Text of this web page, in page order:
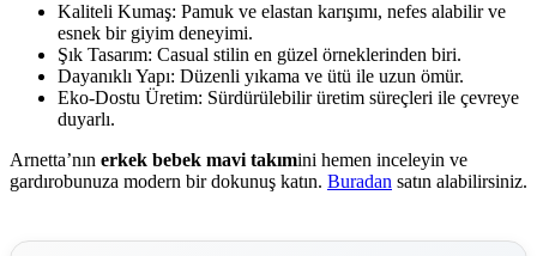
Kaliteli Kumaş: Pamuk ve elastan karışımı, nefes alabilir ve
esnek bir giyim deneyimi.
Şık Tasarım: Casual stilin en güzel örneklerinden biri.
Dayanıklı Yapı: Düzenli yıkama ve ütü ile uzun ömür.
Eko‑Dostu Üretim: Sürdürülebilir üretim süreçleri ile çevreye
duyarlı.
Arnetta’nın erkek bebek mavi takımini hemen inceleyin ve
gardırobunuza modern bir dokunuş katın. Buradan satın alabilirsiniz.